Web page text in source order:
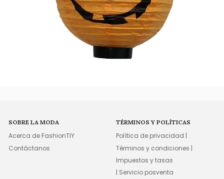
SOBRE LA MODA
Acerca de FashionTIY
Contáctanos
TÉRMINOS Y POLÍTICAS
Política de privacidad |
Términos y condiciones |
Impuestos y tasas
| Servicio posventa